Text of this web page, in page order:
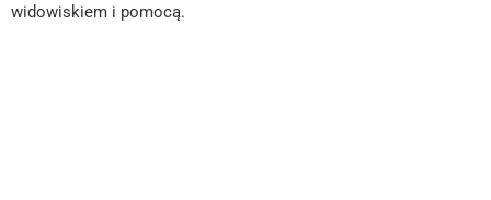
widowiskiem i pomocą.